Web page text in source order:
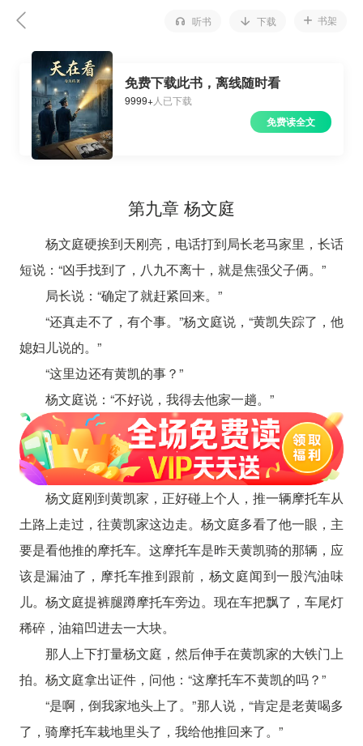
听书 下载 书架
免费下载此书，离线随时看
9999+人已下载
免费读全文
第九章 杨文庭
杨文庭硬挨到天刚亮，电话打到局长老马家里，长话
短说：“凶手找到了，八九不离十，就是焦强父子俩。”
局长说：“确定了就赶紧回来。”
“还真走不了，有个事。”杨文庭说，“黄凯失踪了，他
媳妇儿说的。”
“这里边还有黄凯的事？”
杨文庭说：“不好说，我得去他家一趟。”
杨文庭刚到黄凯家，正好碰上个人，推一辆摩托车从
土路上走过，往黄凯家这边走。杨文庭多看了他一眼，主
要是看他推的摩托车。这摩托车是昨天黄凯骑的那辆，应
该是漏油了，摩托车推到跟前，杨文庭闻到一股汽油味
儿。杨文庭提裤腿蹲摩托车旁边。现在车把飘了，车尾灯
稀碎，油箱凹进去一大块。
那人上下打量杨文庭，然后伸手在黄凯家的大铁门上
拍。杨文庭拿出证件，问他：“这摩托车不黄凯的吗？”
“是啊，倒我家地头上了。”那人说，“肯定是老黄喝多
了，骑摩托车栽地里头了，我给他推回来了。”